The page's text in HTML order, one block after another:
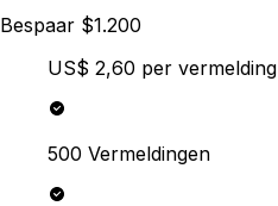
Bespaar $1.200
US$ 2,60 per vermelding
500 Vermeldingen